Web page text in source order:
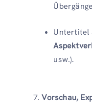
Untertitel
usw.).
Vorschau,